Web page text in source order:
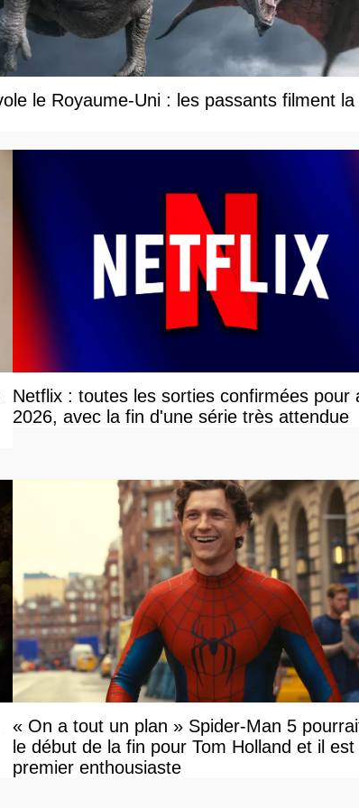
le Royaume-Uni : les passants filment la
Netflix : toutes les sorties confirmées pour
2026, avec la fin d'une série très attendue
« On a tout un plan » Spider-Man 5
le début de la fin pour Tom Holland et il est le
premier enthousiaste